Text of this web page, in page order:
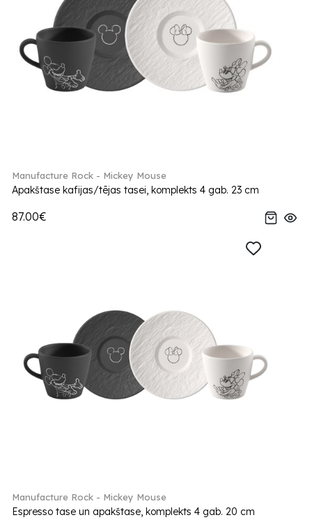
Manufacture Rock - Mickey Mouse
Apakštase kafijas/tējas tasei, komplekts 4 gab. 23 cm
87.00€
Manufacture Rock - Mickey Mouse
Espresso tase un apakštase, komplekts 4 gab. 20 cm